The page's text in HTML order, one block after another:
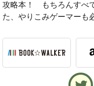
攻略本！ もちろんすべ
た、やりこみゲーマーも